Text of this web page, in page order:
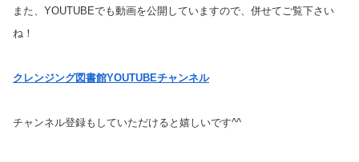
また、YOUTUBEでも動画を公開していますので、併せてご覧下さい
ね！
クレンジング図書館YOUTUBEチャンネル
チャンネル登録もしていただけると嬉しいです^^